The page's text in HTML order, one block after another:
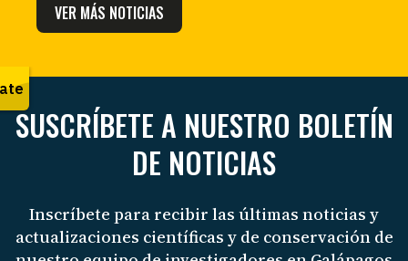
VER MÁS NOTICIAS
SUSCRÍBETE A NUESTRO BOLETÍN
DE NOTICIAS
Inscríbete para recibir las últimas noticias y
actualizaciones científicas y de conservación de